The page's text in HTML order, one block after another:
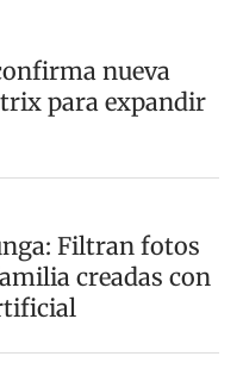
nueva
para expandir
Filtran fotos
creadas con